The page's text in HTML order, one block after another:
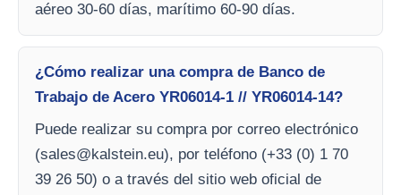
aéreo 30-60 días, marítimo 60-90 días.
¿Cómo realizar una compra de Banco de
Trabajo de Acero YR06014-1 // YR06014-14?
Puede realizar su compra por correo electrónico
(sales@kalstein.eu), por teléfono (+33 (0) 1 70
39 26 50) o a través del sitio web oficial de